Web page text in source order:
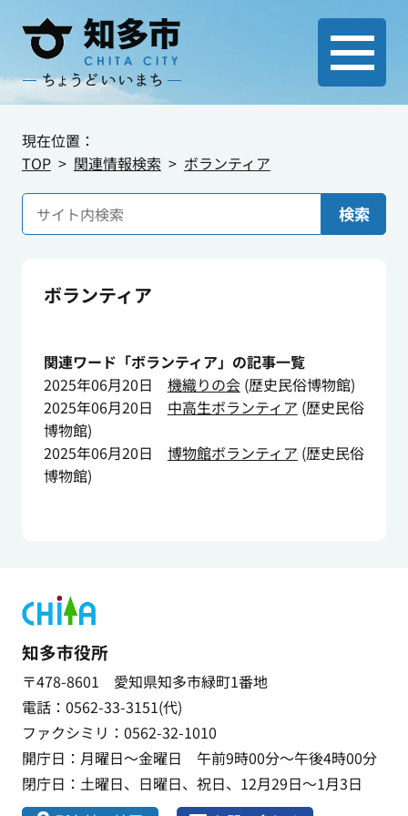
現在位置：
TOP
関連情報検索 ボランティア
検索
ボランティア
関連ワード「ボランティア」の記事一覧
2025年06月20日
機織りの会 (歴史民俗博物館)
2025年06月20日
中高生ボランティア (歴史民俗
博物館)
2025年06月20日
博物館ボランティア (歴史民俗
博物館)
知多市役所
〒478-8601 愛知県知多市緑町1番地
電話：0562-33-3151(代)
ファクシミリ：0562-32-1010
開庁日：月曜日～金曜日 午前9時00分～午後4時00分
閉庁日：土曜日、日曜日、祝日、12月29日～1月3日